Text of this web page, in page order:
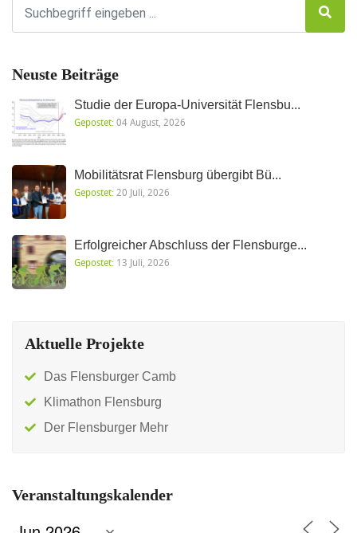
Neuste Beiträge
Studie der Europa-Universität Flensbu...
Gepostet:04 August, 2026
Mobilitätsrat Flensburg übergibt Bü...
Gepostet:20 Juli, 2026
Erfolgreicher Abschluss der Flensburge...
Gepostet: 13 Juli, 2026
Aktuelle Projekte
Das Flensburger Camb
Klimathon Flensburg
Der Flensburger Mehr
Veranstaltungskalender